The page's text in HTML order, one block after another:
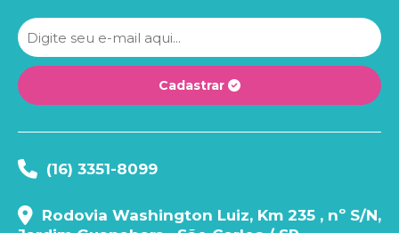
Cadastrar
(16) 3351-8099
Rodovia Washington Luiz, Km 235 , nº S/N,